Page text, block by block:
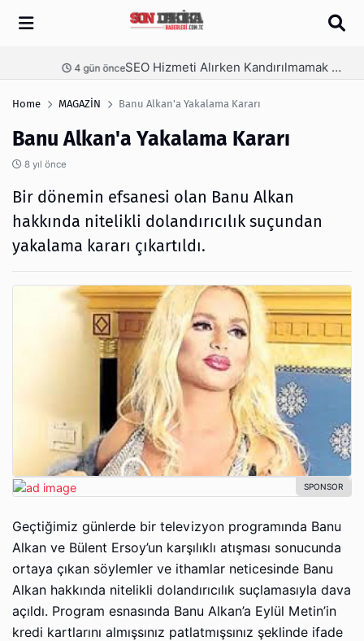
Arama
SEO Hizmeti Alırken Kandırılmamak İçin Bilinmesi Gerekenler 5 gün önce
Home MAGAZİN Banu Alkan'a Yakalama Kararı
Banu Alkan'a Yakalama Kararı
8 yıl önce
Bir dönemin efsanesi olan Banu Alkan
hakkında nitelikli dolandırıcılık suçundan
yakalama kararı çıkartıldı.
Geçtiğimiz günlerde bir televizyon programında Banu
Alkan ve Bülent Ersoy’un karşılıklı atışması sonucunda
ortaya çıkan söylemler ve ithamlar neticesinde Banu
Alkan hakkında nitelikli dolandırıcılık suçlamasıyla dava
açıldı. Program esnasında Banu Alkan’a Eylül Metin’in
kredi kartlarını almışsınız patlatmışsınız şeklinde ifade